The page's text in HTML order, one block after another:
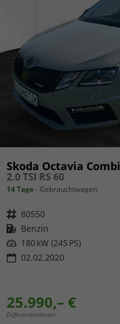
Skoda Octavia Combi
2.0 TSI RS 60
14 Tage Gebrauchtwagen
Fahrzeugnr. 80550
Kraftstoff Benzin
Leistung 180 kW (245 PS)
02.02.2020
25.990,– €
Differenzbesteuert